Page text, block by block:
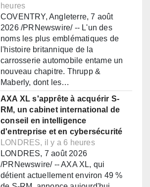
heures
COVENTRY, Angleterre, 7 août
2026 /PRNewswire/ -- L'un des
noms les plus emblématiques de
l'histoire britannique de la
carrosserie automobile entame un
nouveau chapitre. Thrupp &
Maberly, dont les…
AXA XL s'apprête à acquérir S-
RM, un cabinet international de
conseil en intelligence
d'entreprise et en cybersécurité
LONDRES, il y a 6 heures
LONDRES, 7 août 2026
/PRNewswire/ -- AXA XL, qui
détient actuellement environ 49 %